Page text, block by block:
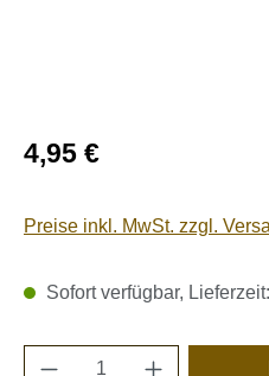
Regulärer Preis:
4,95 €
Preise inkl. MwSt. zzgl.
Sofort verfügbar,
Produkt Anzahl: